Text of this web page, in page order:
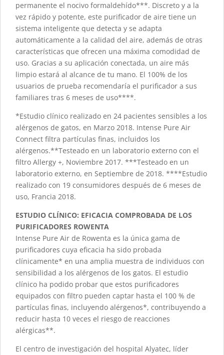
permanente el nocivo formaldehído***. Discreto y a la
vez rápido y potente, este purificador de aire tiene un
sistema inteligente que detecta y se adapta
automáticamente a la calidad del aire, además de otras
características que ofrecen una máxima comodidad de
uso. Gracias a su aplicación conectada, un aire más
limpio estará al alcance de tu mano. El 100% de los
usuarios de prueba recomendaría el purificador a sus
familiares tras 6 meses de uso****.
*Estudio clínico realizado en 24 pacientes sensibles a los
alérgenos de gatos, en Marzo 2018. Intense Pure Air
Connect filtra partículas finas, incluidos los
alérgenos.**Testeado en un laboratorio externo con el
filtro Allergy +, Noviembre 2017. ***Testeado en un
laboratorio externo, en Septiembre de 2018. ****Estudio
realizado con 19 consumidores después de 6 meses de
uso, Francia 2018.
ESTUDIO CLÍNICO: EFICACIA COMPROBADA DE LOS
PURIFICADORES ROWENTA
Intense Pure Air de Rowenta es la única gama de
purificadores cuya eficacia ha sido probada
clínicamente* en una amplia muestra de individuos con
sensibilidad a los alérgenos de los gatos. El estudio
clínico ha podido probar que estos purificadores
equipados con filtro pueden captar hasta el 100 % de
partículas finas, incluyendo alérgenos*, contribuyendo a
reducir hasta 10 veces el riesgo de reacciones
alérgicas**.
El centro de investigación del hospital Alyatec, líder